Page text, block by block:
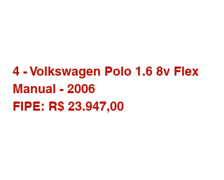
4 - Volkswagen Polo 1.6 8v Flex
Manual - 2006
FIPE: R$ 23.947,00